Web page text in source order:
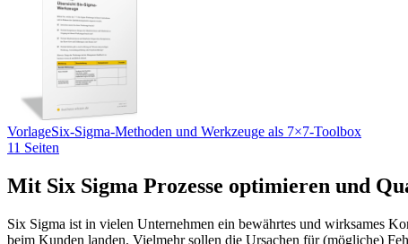
VorlageSix-Sigma-Methoden und Werkzeuge als 7×7-Toolbox
11 Seiten
Mit Six Sigma Prozesse optimieren und
Six Sigma ist in vielen Unternehmen ein bewährtes und wirksames
beim Kunden landen. Vielmehr sollen die Ursachen für (mögliche)